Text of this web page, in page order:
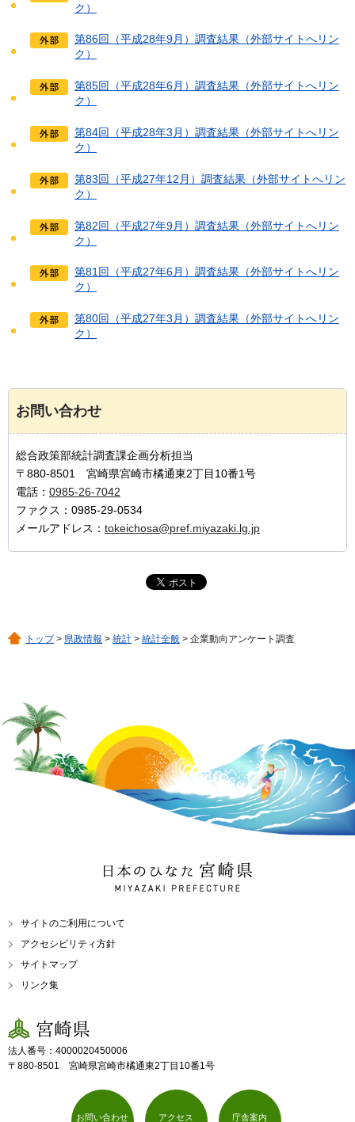
ク）
第86回（平成28年9月）調査結果（外部サイトへリン
ク）
第85回（平成28年6月）調査結果（外部サイトへリン
ク）
第84回（平成28年3月）調査結果（外部サイトへリン
ク）
第83回（平成27年12月）調査結果（外部サイトへリン
ク）
第82回（平成27年9月）調査結果（外部サイトへリン
ク）
第81回（平成27年6月）調査結果（外部サイトへリン
ク）
第80回（平成27年3月）調査結果（外部サイトへリン
ク）
お問い合わせ
総合政策部統計調査課企画分析担当
〒880-8501 宮崎県宮崎市橘通東2丁目10番1号
電話： 0985-26-7042
ファクス：0985-29-0534
メールアドレス： tokeichosa@pref.miyazaki.lg.jp
トップ> 県政情報 > 統計 > 統計全般 > 企業動向アンケート調査
日本のひなた 宮崎県
MIYAZAKI PREFECTURE
サイトのご利用について
アクセシビリティ方針
サイトマップ
リンク集
宮崎県
法人番号：4000020450006
〒880-8501 宮崎県宮崎市橘通東2丁目10番1号
お問い合わせ アクセス 庁舎案内